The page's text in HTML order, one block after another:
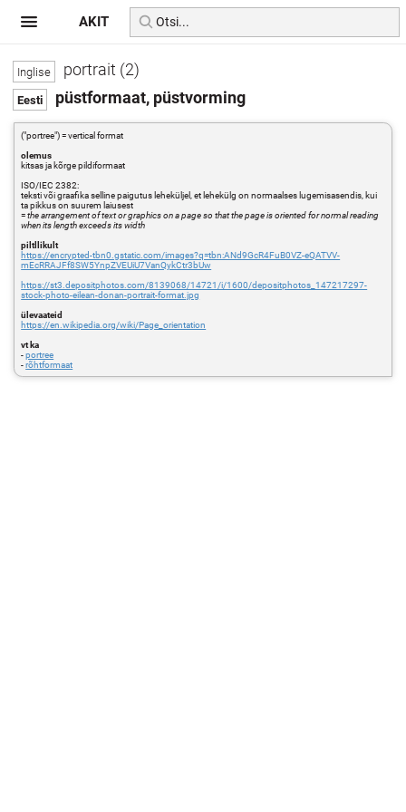
portrait (2)
püstformaat, püstvorming
("portree") = vertical format
olemus
kitsas ja kõrge pildiformaat
ISO/IEC 2382:
teksti või graafika selline paigutus leheküljel, et lehekülg on normaalses lugemisasendis, kui
ta pikkus on suurem laiusest
=the arrangement of text or graphics on a page so that the page is oriented for normal reading
when its length exceeds its width
piltllikult
https://encrypted-tbn0.gstatic.com/images?q=tbn:ANd9GcR4FuB0VZ-eQATVV-
mEcRRAJFf8SW5YnpZVEUiU7VanQykCtr3bUw
https://st3.depositphotos.com/8139068/14721/i/1600/depositphotos_147217297-
stock-photo-eilean-donan-portrait-format.jpg
ülevaateid
https://en.wikipedia.org/wiki/Page_orientation
vt ka
-portree
-rõhtformaat
AKIT